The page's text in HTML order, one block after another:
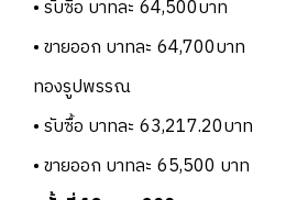
• รับซื้อ บาทละ 64,500บาท
• ขายออก บาทละ 64,700บาท
ทองรูปพรรณ
• รับซื้อ บาทละ 63,217.20บาท
• ขายออก บาทละ 65,500 บาท